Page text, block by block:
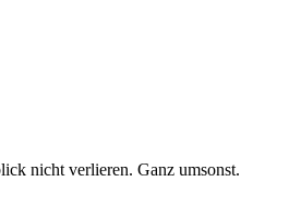
nicht verlieren. Ganz umsonst.